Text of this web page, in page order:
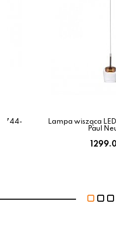
2744-
Lampa wisząca
Paul